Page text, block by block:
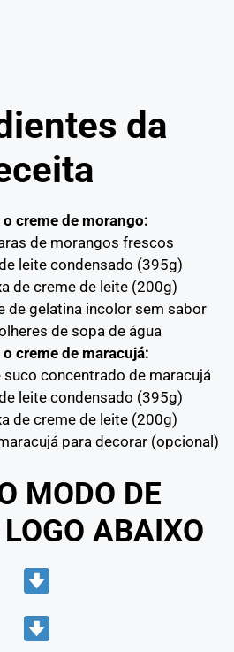
da
o creme de morango:
de morangos frescos
leite condensado (395g)
de creme de leite (200g)
de gelatina incolor sem sabor
de sopa de água
o creme de maracujá:
suco concentrado de maracujá
leite condensado (395g)
de creme de leite (200g)
para decorar (opcional)
MODO DE
ABAIXO